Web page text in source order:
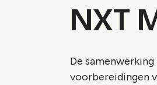
NXT
De samenwerking
voorbereidingen